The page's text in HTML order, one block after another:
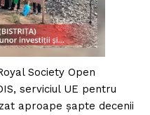
Society Open
serviciul UE pentru
aproape șapte decenii